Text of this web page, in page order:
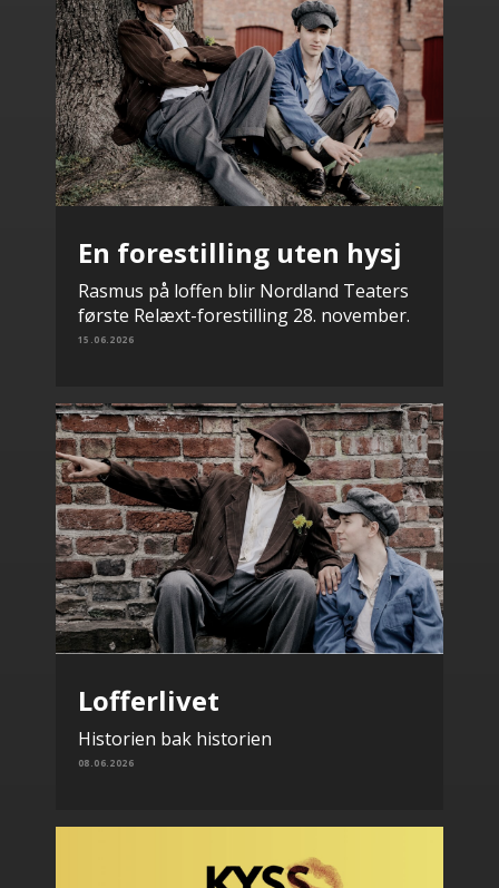
En forestilling uten hysj
Rasmus på loffen blir Nordland Teaters
første Relæxt-forestilling 28. november.
15.06.2026
Lofferlivet
Historien bak historien
08.06.2026